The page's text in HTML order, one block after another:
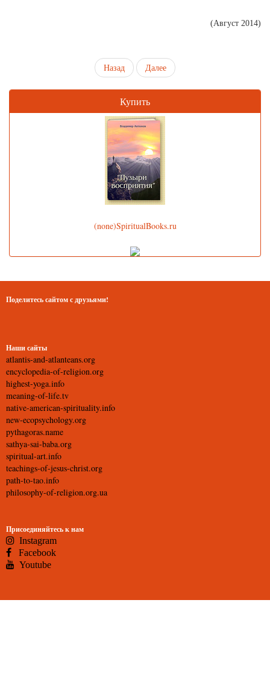
(Август 2014)
Назад Далее
Купить
(none)SpiritualBooks.ru
Поделитесь сайтом с друзьями!
Наши сайты
atlantis-and-atlanteans.org
encyclopedia-of-religion.org
highest-yoga.info
meaning-of-life.tv
native-american-spirituality.info
new-ecopsychology.org
pythagoras.name
sathya-sai-baba.org
spiritual-art.info
teachings-of-jesus-christ.org
path-to-tao.info
philosophy-of-religion.org.ua
Присоединяйтесь к нам
Instagram
Facebook
Youtube